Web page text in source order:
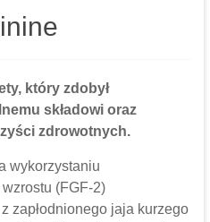
który zdobył
składowi oraz
zdrowotnych.
wykorzystaniu
(FGF-2)
zapłodnionego jaja kurzego